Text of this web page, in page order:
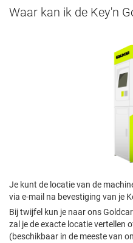
Waar kan ik de Key'n
Je kunt de locatie van de
via e-mail na bevestiging van je
Bij twijfel kun je naar ons
zal je de exacte locatie vertellen
(beschikbaar in de meeste van